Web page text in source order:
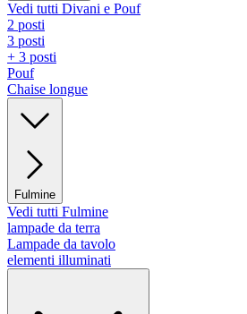
Vedi tutti Divani e Pouf
2 posti
3 posti
+ 3 posti
Pouf
Chaise longue
Fulmine
Vedi tutti Fulmine
lampade da terra
Lampade da tavolo
elementi illuminati